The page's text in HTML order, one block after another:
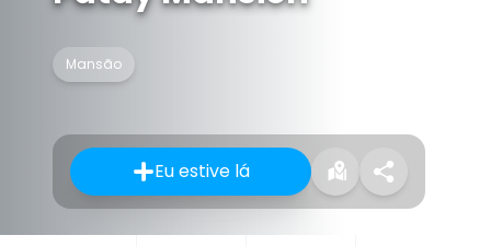
Mansão
Eu estive lá